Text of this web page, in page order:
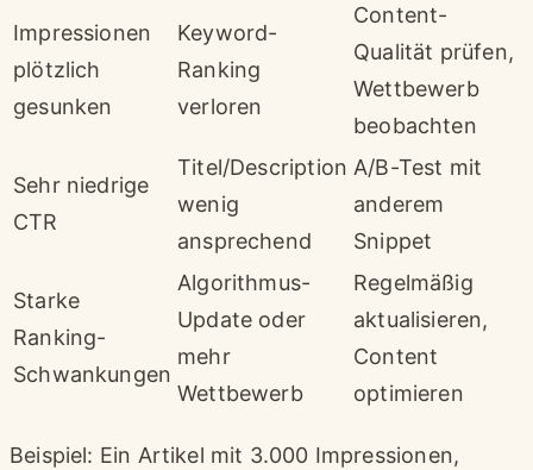
Impressionen
plötzlich
gesunken
Keyword-
Ranking
verloren
Content-
Qualität prüfen,
Wettbewerb
beobachten
Sehr niedrige
CTR
Titel/Description
wenig
ansprechend
A/B-Test mit
anderem
Snippet
Starke
Ranking-
Schwankungen
Algorithmus-
Update oder
mehr
Wettbewerb
Regelmäßig
aktualisieren,
Content
optimieren
Beispiel: Ein Artikel mit 3.000 Impressionen,